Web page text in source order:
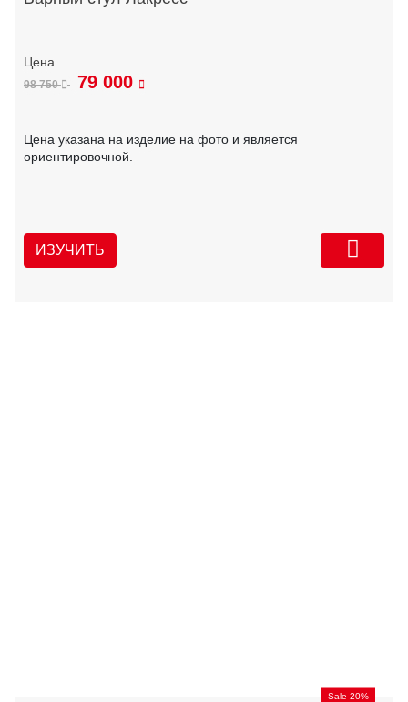
98 750 79 000
Цена указана на изделие на фото и является
ориентировочной.
ИЗУЧИТЬ
Sale 20%